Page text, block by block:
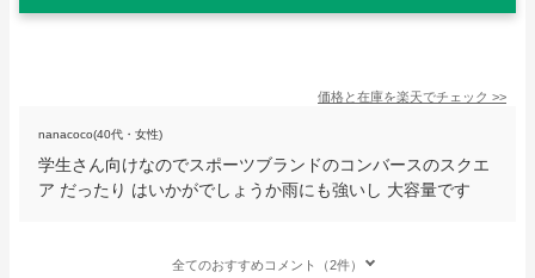
価格と在庫を楽天でチェック >>
nanacoco(40代・女性)
学生さん向けなのでスポーツブランドのコンバースのスクエ
ア だったり はいかがでしょうか雨にも強いし 大容量です
全てのおすすめコメント（2件）